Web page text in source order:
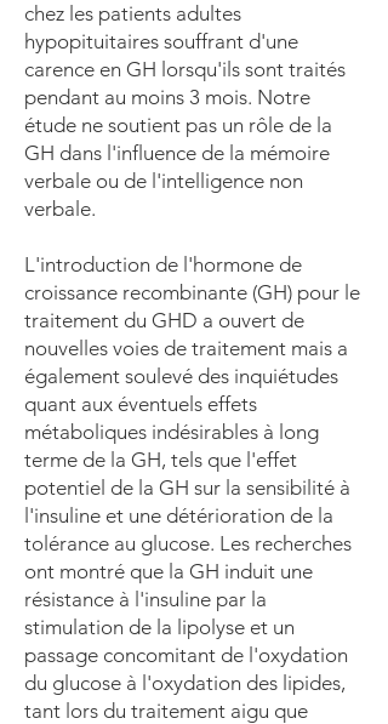
chez les patients adultes
hypopituitaires souffrant d'une
carence en GH lorsqu'ils sont traités
pendant au moins 3 mois. Notre
étude ne soutient pas un rôle de la
GH dans l'influence de la mémoire
verbale ou de l'intelligence non
verbale.
L'introduction de l'hormone de
croissance recombinante (GH) pour le
traitement du GHD a ouvert de
nouvelles voies de traitement mais a
également soulevé des inquiétudes
quant aux éventuels effets
métaboliques indésirables à long
terme de la GH, tels que l'effet
potentiel de la GH sur la sensibilité à
l'insuline et une détérioration de la
tolérance au glucose. Les recherches
ont montré que la GH induit une
résistance à l'insuline par la
stimulation de la lipolyse et un
passage concomitant de l'oxydation
du glucose à l'oxydation des lipides,
tant lors du traitement aigu que